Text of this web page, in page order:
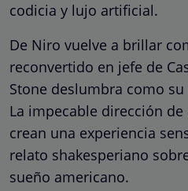
codicia y lujo artificial.
De Niro vuelve a brillar
reconvertido en jefe de
Stone deslumbra como
La impecable dirección
crean una experiencia
relato shakesperiano
sueño americano.